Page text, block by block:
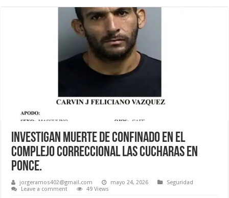
Investigan muerte de confinado en el
Complejo Correccional Las Cucharas en
Ponce.
jorgeramos402@gmail.com mayo 24, 2026
Seguridad
Leave a comment
49 Views